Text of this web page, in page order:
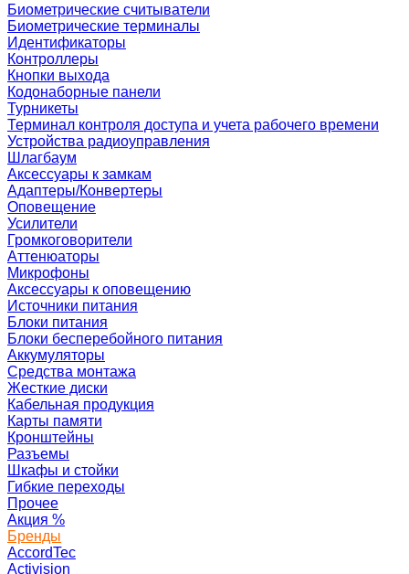
Биометрические считыватели
Биометрические терминалы
Идентификаторы
Контроллеры
Кнопки выхода
Кодонаборные панели
Турникеты
Терминал контроля доступа и учета рабочего времени
Устройства радиоуправления
Шлагбаум
Аксессуары к замкам
Адаптеры/Конвертеры
Оповещение
Усилители
Громкоговорители
Аттенюаторы
Микрофоны
Аксессуары к оповещению
Источники питания
Блоки питания
Блоки бесперебойного питания
Аккумуляторы
Средства монтажа
Жесткие диски
Кабельная продукция
Карты памяти
Кронштейны
Разъемы
Шкафы и стойки
Гибкие переходы
Прочее
Акция %
Бренды
AccordTec
Activision